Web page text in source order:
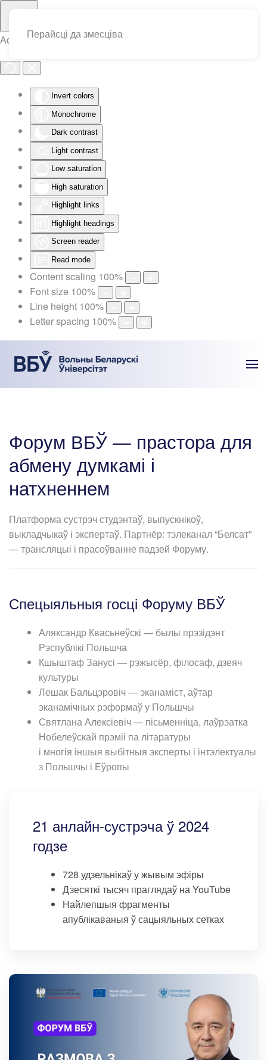
Accessibility Tools
Invert colors
Monochrome
Dark contrast
Light contrast
Low saturation
High saturation
Highlight links
Highlight headings
Screen reader
Read mode
Content scaling 100%
Font size 100%
Line height 100%
Letter spacing 100%
Перайсці да змесціва
Форум ВБЎ — прастора для
абмену думкамі і
натхненнем
Платформа сустрэч студэнтаў, выпускнікоў,
выкладчыкаў і экспертаў. Партнёр: тэлеканал “Белсат”
— трансляцыі і прасоўванне падзей Форуму.
Спецыяльныя госці Форуму ВБЎ
Аляксандр Квасьнеўскі — былы прэзідэнт
Рэспублікі Польшча
Кшыштаф Занусі — рэжысёр, філосаф, дзеяч
культуры
Лешак Бальцэровіч — эканаміст, аўтар
эканамічных рэформаў у Польшчы
Святлана Алексіевіч — пісьменніца, лаўрэатка
Нобелеўскай прэміі па літаратуры
і многія іншыя выбітныя эксперты і інтэлектуалы
з Польшчы і Еўропы
21 анлайн-сустрэча ў 2024
годзе
728 удзельнікаў у жывым эфіры
Дзесяткі тысяч праглядаў на YouTube
Найлепшыя фрагменты
апублікаваныя ў сацыяльных сетках